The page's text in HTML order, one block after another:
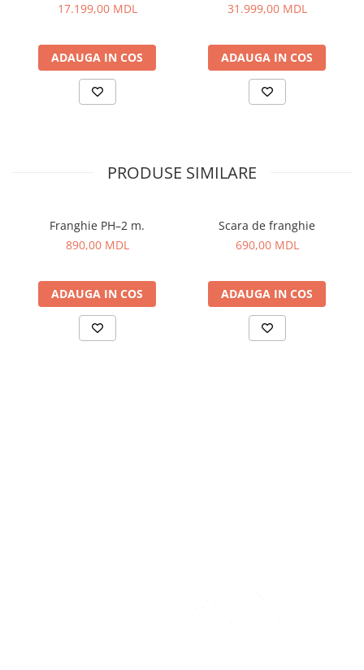
17.199,00 MDL
ADAUGA IN COS
31.999,00 MDL
ADAUGA IN COS
PRODUSE SIMILARE
Franghie PH–2 m.
890,00 MDL
ADAUGA IN COS
Scara de franghie
690,00 MDL
ADAUGA IN COS